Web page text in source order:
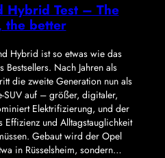
Hybrid Test – The
the better
Hybrid ist so etwas wie das
Bestsellers. Nach Jahren als
die zweite Generation nun als
SUV auf – größer, digitaler,
Elektrifizierung, und der
und Alltagstauglichkeit
Gebaut wird der Opel
in Rüsselsheim, sondern…